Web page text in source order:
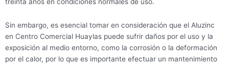
Sin embargo, es esencial tomar en consideración que el Aluzinc
en Centro Comercial Huaylas puede sufrir daños por el uso y la
exposición al medio entorno, como la corrosión o la deformación
por el calor, por lo que es importante efectuar un mantenimiento